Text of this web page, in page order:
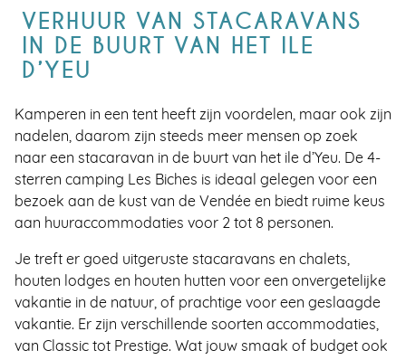
VERHUUR VAN STACARAVANS
IN DE BUURT VAN HET ILE
D’YEU
Kamperen in een tent heeft zijn voordelen, maar ook zijn
nadelen, daarom zijn steeds meer mensen op zoek
naar een stacaravan in de buurt van het ile d’Yeu. De 4-
sterren camping Les Biches is ideaal gelegen voor een
bezoek aan de kust van de Vendée en biedt ruime keus
aan huuraccommodaties voor 2 tot 8 personen.
Je treft er goed uitgeruste stacaravans en chalets,
houten lodges en houten hutten voor een onvergetelijke
vakantie in de natuur, of prachtige voor een geslaagde
vakantie. Er zijn verschillende soorten accommodaties,
van Classic tot Prestige. Wat jouw smaak of budget ook